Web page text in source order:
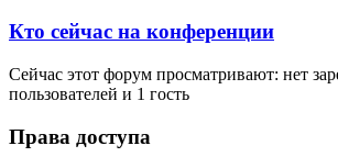
Кто сейчас на конференции
Сейчас этот форум просматривают: нет
пользователей и 1 гость
Права доступа